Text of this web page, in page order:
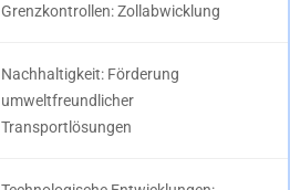
Grenzkontrollen: Zollabwicklung
Nachhaltigkeit: Förderung
umweltfreundlicher
Transportlösungen